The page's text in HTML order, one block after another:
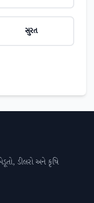
સુરત
ડીલરો અને કૃષિ